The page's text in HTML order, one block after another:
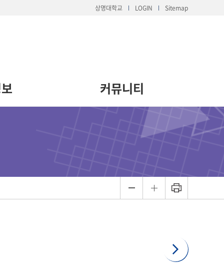
상명대학교 LOGIN Sitemap
커뮤니티